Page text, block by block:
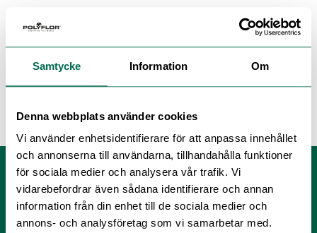
Samtycke Information Om
Denna webbplats använder cookies
Vi använder enhetsidentifierare för att anpassa innehållet
och annonserna till användarna, tillhandahålla funktioner
för sociala medier och analysera vår trafik. Vi
vidarebefordrar även sådana identifierare och annan
information från din enhet till de sociala medier och
annons- och analysföretag som vi samarbetar med.
Mixad
läggningsriktning